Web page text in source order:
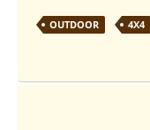
OUTDOOR 4X4